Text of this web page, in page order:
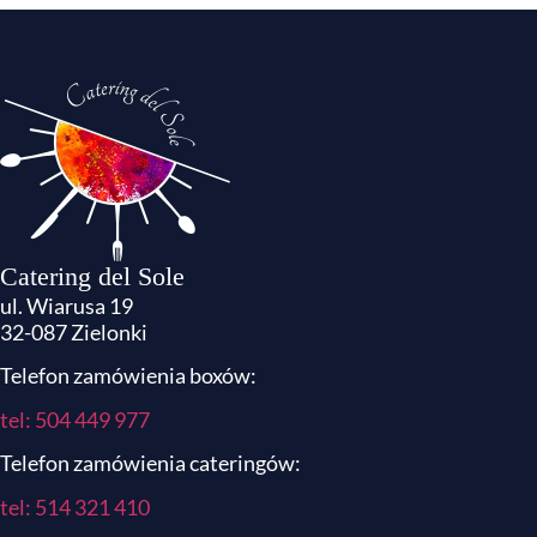
Catering del Sole
ul. Wiarusa 19
32-087 Zielonki
Telefon zamówienia boxów:
tel: 504 449 977
Telefon zamówienia cateringów:
tel: 514 321 410